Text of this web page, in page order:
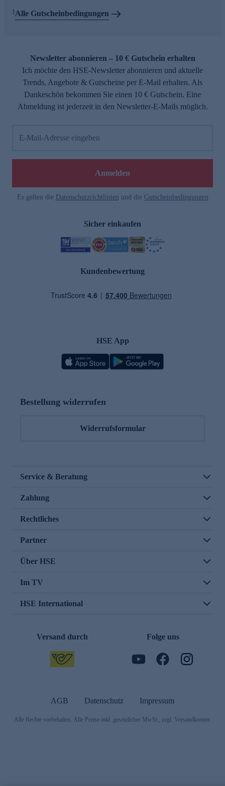
1 Alle Gutscheinbedingungen
Newsletter abonnieren – 10 € Gutschein erhalten
Ich möchte den HSE-Newsletter abonnieren und aktuelle
Trends, Angebote & Gutscheine per E-Mail erhalten. Als
Dankeschön bekommen Sie einen 10 € Gutschein. Eine
Abmeldung ist jederzeit in den Newsletter-E-Mails möglich.
E-Mail-Adresse eingeben
Anmelden
Es gelten die Datenschutzrichtlinien und die Gutscheinbedingungen
Sicher einkaufen
Kundenbewertung
HSE App
Bestellung widerrufen
Widerrufsformular
Service & Beratung
Zahlung
Rechtliches
Partner
Über HSE
Im TV
HSE International
Versand durch Folge uns
AGB Datenschutz Impressum
Alle Rechte vorbehalten. Alle Preise inkl. gesetzlicher MwSt., zzgl. Versandkosten.